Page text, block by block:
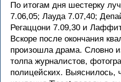
По итогам дня шестерку
7.06,05; Лауда 7.07,40;
Регаццони 7.09,30 и
Вскоре после окончания
произошла драма. Словно
толпа журналистов,
полицейских. Выяснилось,